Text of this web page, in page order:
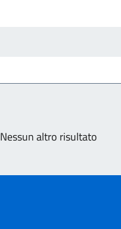
Nessun altro risultato